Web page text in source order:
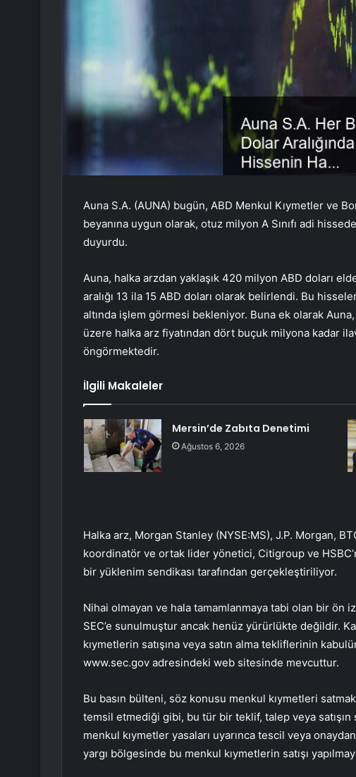
Auna S.A. (AUNA) bugün, ABD Menkul Kıymetler ve
beyanına uygun olarak, otuz milyon A Sınıfı adi
duyurdu.
Auna, halka arzdan yaklaşık 420 milyon ABD doları
aralığı 13 ila 15 ABD doları olarak belirlendi. Bu
altında işlem görmesi bekleniyor. Buna ek olarak
üzere halka arz fiyatından dört buçuk milyona kadar
öngörmektedir.
İlgili Makaleler
Mersin’de Zabıta Denetimi
Ağustos 6, 2026
Halka arz, Morgan Stanley (NYSE:MS), J.P. Morgan,
koordinatör ve ortak lider yönetici, Citigroup ve
bir yüklenim sendikası tarafından gerçekleştiriliyor.
Nihai olmayan ve hala tamamlanmaya tabi olan bir ön
SEC’e sunulmuştur ancak henüz yürürlükte değildir.
kıymetlerin satışına veya satın alma tekliflerinin
www.sec.gov adresindeki web sitesinde mevcuttur.
Bu basın bülteni, söz konusu menkul kıymetleri
temsil etmediği gibi, bu tür bir teklif, talep veya
menkul kıymetler yasaları uyarınca tescil veya
yargı bölgesinde bu menkul kıymetlerin satışı